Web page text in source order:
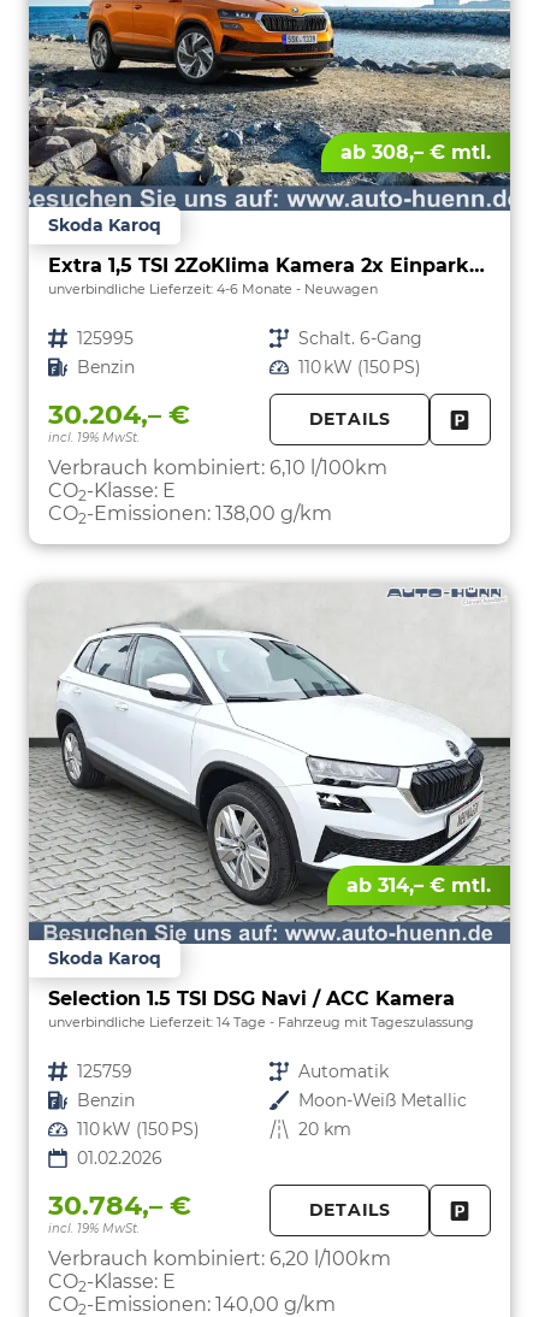
ab 308,– € mtl.
Skoda Karoq
Extra 1,5 TSI 2ZoKlima Kamera 2x Einparkhilfe Alu Felgen 5J Garantie Sitzheizung LED Scheinwerfer ACC
unverbindliche Lieferzeit: 4-6 Monate Neuwagen
Fahrzeugnr. 125995 Getriebe Schalt. 6-Gang
Kraftstoff Benzin Leistung 110 kW (150 PS)
30.204,– €
incl. 19% MwSt.
DETAILS
Verbrauch kombiniert: 6,10 l/100km
CO2-Klasse: E
CO2-Emissionen: 138,00 g/km
ab 314,– € mtl.
Skoda Karoq
Selection 1.5 TSI DSG Navi / ACC Kamera
unverbindliche Lieferzeit: 14 Tage Fahrzeug mit Tageszulassung
Fahrzeugnr. 125759 Getriebe Automatik
Kraftstoff Benzin Außenfarbe Moon-Weiß Metallic
Leistung 110 kW (150 PS) Kilometerstand 20 km
01.02.2026
30.784,– €
incl. 19% MwSt.
DETAILS
Verbrauch kombiniert: 6,20 l/100km
CO2-Klasse: E
CO2-Emissionen: 140,00 g/km